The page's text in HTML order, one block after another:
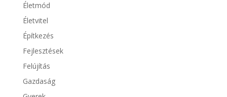
Életmód
Életvitel
Építkezés
Fejlesztések
Felújítás
Gazdaság